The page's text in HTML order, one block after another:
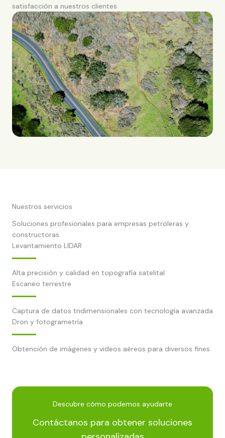
satisfacción a nuestros clientes
Nuestros servicios
Soluciones profesionales para empresas petroleras y
constructoras
Levantamiento LIDAR
Alta precisión y calidad en topografía satelital
Escaneo terrestre
Captura de datos tridimensionales con tecnología avanzada
Dron y fotogrametría
Obtención de imágenes y videos aéreos para diversos fines
Descubre cómo podemos ayudarte
Contáctanos para obtener soluciones